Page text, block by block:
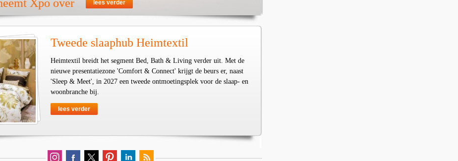
Xpo over lees verder
Tweede slaaphub Heimtextil
Heimtextil breidt het segment Bed, Bath & Living verder uit. Met de
nieuwe presentatiezone 'Comfort & Connect' krijgt de beurs er, naast
'Sleep & Meet', in 2027 een tweede ontmoetingsplek voor de slaap- en
woonbranche bij.
lees verder